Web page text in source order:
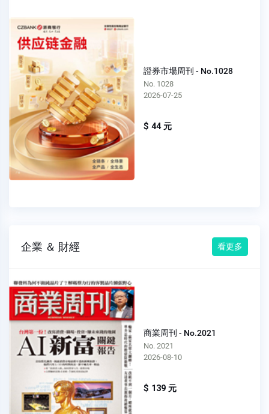
證券市場周刊 - No.1028
No. 1028
2026-07-25
$ 44 元
企業 ＆ 財經 看更多
商業周刊 - No.2021
No. 2021
2026-08-10
$ 139 元